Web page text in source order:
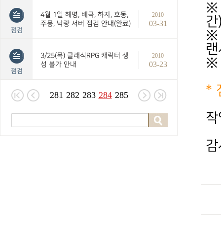
점검
4월 1일 해명, 배극, 하자, 호동,
주몽, 낙랑 서버 점검 안내(완료)
2010
03-31
점검
3/25(목) 클래식RPG 캐릭터 생
성 불가 안내
2010
03-23
281 282 283 284 285
※
간
※
※
*